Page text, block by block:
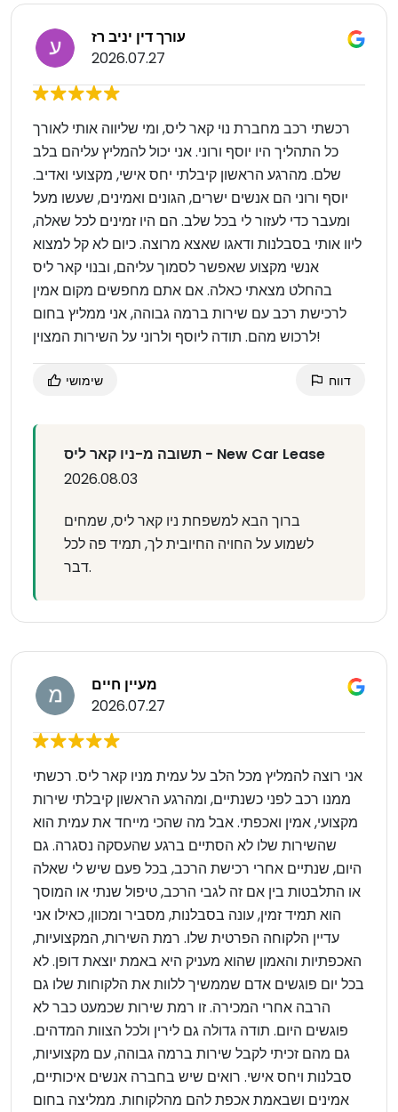
עורך דין יניב רז
2026.07.27
רכשתי רכב מחברת נוי קאר ליס, ומי שליווה אותי לאורך
כל התהליך היו יוסף ורוני. אני יכול להמליץ עליהם בלב
שלם. מהרגע הראשון קיבלתי יחס אישי, מקצועי ואדיב.
יוסף ורוני הם אנשים ישרים, הגונים ואמינים, שעשו מעל
ומעבר כדי לעזור לי בכל שלב. הם היו זמינים לכל שאלה,
ליוו אותי בסבלנות ודאגו שאצא מרוצה. כיום לא קל למצוא
אנשי מקצוע שאפשר לסמוך עליהם, ובנוי קאר ליס
בהחלט מצאתי כאלה. אם אתם מחפשים מקום אמין
לרכישת רכב עם שירות ברמה גבוהה, אני ממליץ בחום
לרכוש מהם. תודה ליוסף ולרוני על השירות המצוין!
שימושי דווח
תשובה מ-ניו קאר ליס - New Car Lease
2026.08.03
ברוך הבא למשפחת ניו קאר ליס, שמחים
לשמוע על החויה החיובית לך, תמיד פה לכל
דבר.
מעיין חיים
2026.07.27
אני רוצה להמליץ מכל הלב על עמית מניו קאר ליס. רכשתי
ממנו רכב לפני כשנתיים, ומהרגע הראשון קיבלתי שירות
מקצועי, אמין ואכפתי. אבל מה שהכי מייחד את עמית הוא
שהשירות שלו לא הסתיים ברגע שהעסקה נסגרה. גם
היום, שנתיים אחרי רכישת הרכב, בכל פעם שיש לי שאלה
או התלבטות בין אם זה לגבי הרכב, טיפול שנתי או המוסך
הוא תמיד זמין, עונה בסבלנות, מסביר ומכוון, כאילו אני
עדיין הלקוחה הפרטית שלו. רמת השירות, המקצועיות,
האכפתיות והאמון שהוא מעניק היא באמת יוצאת דופן. לא
בכל יום פוגשים אדם שממשיך ללוות את הלקוחות שלו גם
הרבה אחרי המכירה. זו רמת שירות שכמעט כבר לא
פוגשים היום. תודה גדולה גם לירין ולכל הצוות המדהים.
גם מהם זכיתי לקבל שירות ברמה גבוהה, עם מקצועיות,
סבלנות ויחס אישי. רואים שיש בחברה אנשים איכותיים,
אמינים ושבאמת אכפת להם מהלקוחות. ממליצה בחום